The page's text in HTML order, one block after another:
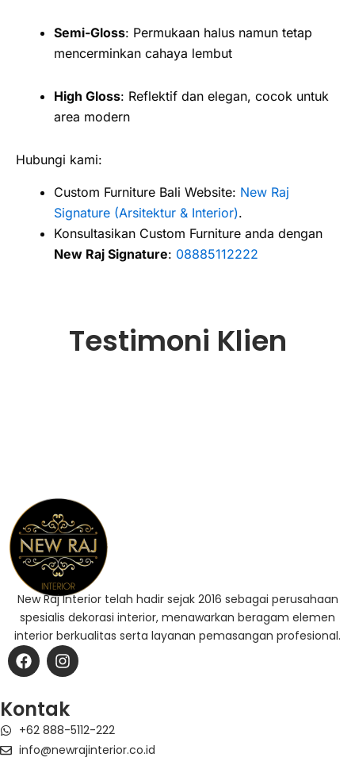
Semi-Gloss: Permukaan halus namun tetap
mencerminkan cahaya lembut
High Gloss: Reflektif dan elegan, cocok untuk
area modern
Hubungi kami:
Custom Furniture Bali Website: New Raj
Signature (Arsitektur & Interior).
Konsultasikan Custom Furniture anda dengan
New Raj Signature: 08885112222
Testimoni Klien
New Raj Interior telah hadir sejak 2016 sebagai perusahaan
spesialis dekorasi interior, menawarkan beragam elemen
interior berkualitas serta layanan pemasangan profesional.
F
a
e
b
o
o
I
n
t
a
g
r
Kontak
+62 888-5112-222
info@newrajinterior.co.id